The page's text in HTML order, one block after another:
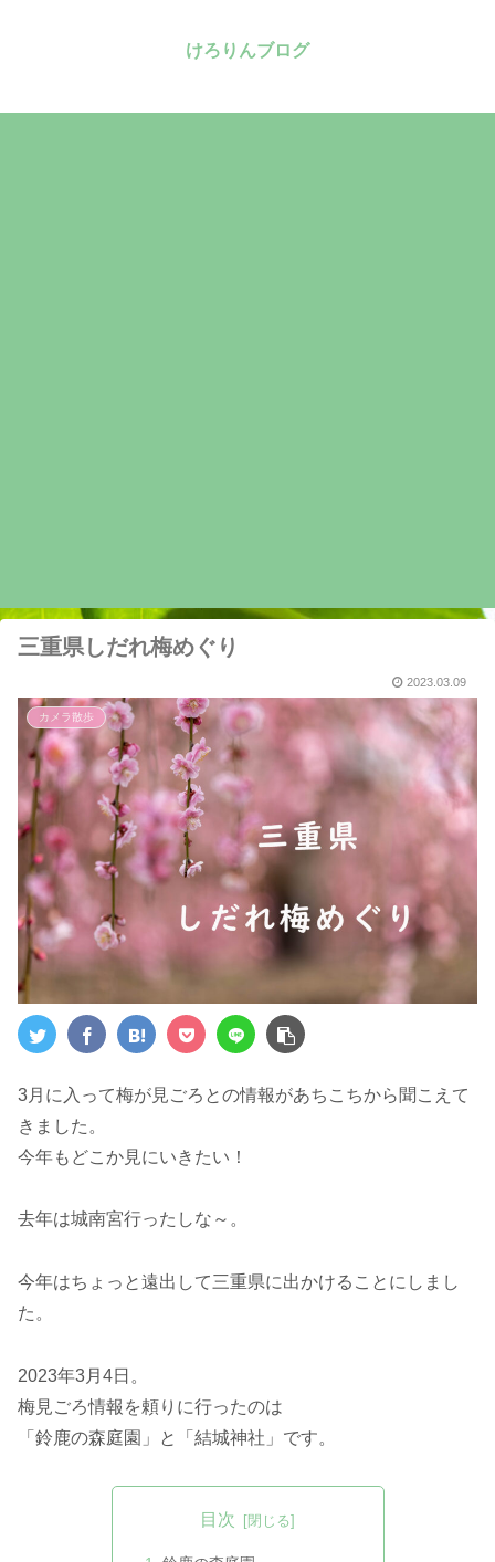
けろりんブログ
三重県しだれ梅めぐり
2023.03.09
カメラ散歩
3月に入って梅が見ごろとの情報があちこちから聞こえて
きました。
今年もどこか見にいきたい！
去年は城南宮行ったしな～。
今年はちょっと遠出して三重県に出かけることにしまし
た。
2023年3月4日。
梅見ごろ情報を頼りに行ったのは
「鈴鹿の森庭園」と「結城神社」です。
目次